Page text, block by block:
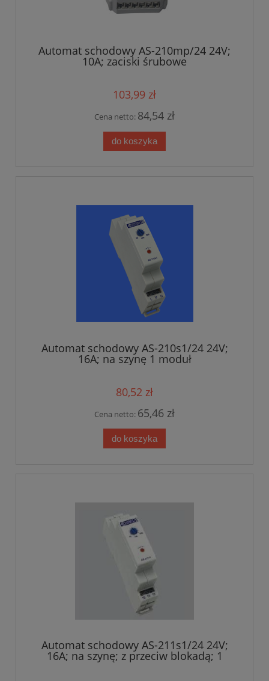
Automat schodowy AS-210mp/24 24V;
10A; zaciski śrubowe
103,99 zł
Cena netto: 84,54 zł
do koszyka
Automat schodowy AS-210s1/24 24V;
16A; na szynę 1 moduł
80,52 zł
Cena netto: 65,46 zł
do koszyka
Automat schodowy AS-211s1/24 24V;
16A; na szynę; z przeciw blokadą; 1
moduł